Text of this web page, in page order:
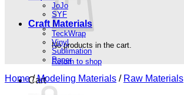
No products in the cart.
Return to shop
Cart
JoJo
SYF
Craft Materials
TeckWrap
Vinyl
Sublimation
Paper
Home / Modeling Materials / Raw Materials